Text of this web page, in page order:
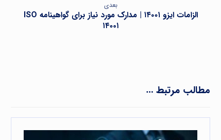
بعدی
الزامات ایزو ۱۴۰۰۱ | مدارک مورد نیاز برای گواهینامه ISO
۱۴۰۰۱
مطالب مرتبط ...